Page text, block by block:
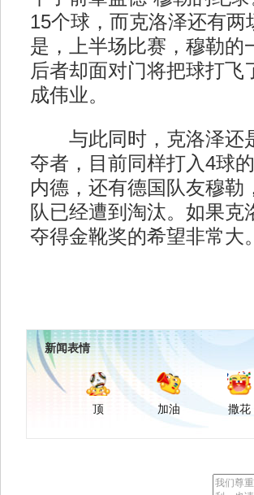
15个球，而克洛泽还有
是，上半场比赛，穆勒的
后者却面对门将把球打
成伟业。
与此同时，克洛泽还
夺者，目前同样打入4球
内德，还有德国队友穆勒
队已经遭到淘汰。如果
夺得金靴奖的希望非常大。
新闻表情
顶 加油 撒花